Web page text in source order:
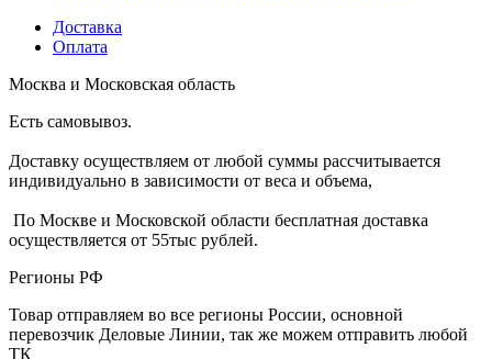
Доставка
Оплата
Москва и Московская область
Есть самовывоз.
Доставку осуществляем от любой суммы рассчитывается
индивидуально в зависимости от веса и объема,
По Москве и Московской области бесплатная доставка
осуществляется от 55тыс рублей.
Регионы РФ
Товар отправляем во все регионы России, основной
перевозчик Деловые Линии, так же можем отправить любой
ТК